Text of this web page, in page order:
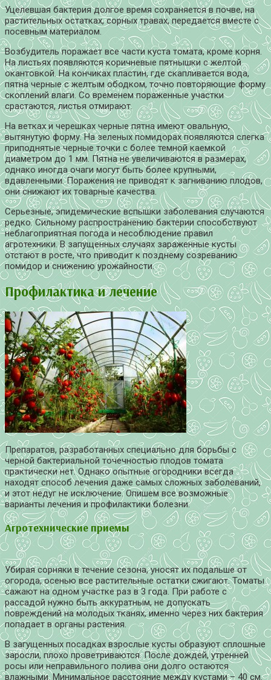
Уцелевшая бактерия долгое время сохраняется в почве, на
растительных остатках, сорных травах, передается вместе с
посевным материалом.
Возбудитель поражает все части куста томата, кроме корня.
На листьях появляются коричневые пятнышки с желтой
окантовкой. На кончиках пластин, где скапливается вода,
пятна черные с желтым ободком, точно повторяющие форму
скоплений влаги. Со временем пораженные участки
срастаются, листья отмирают.
На ветках и черешках черные пятна имеют овальную,
вытянутую форму. На зеленых помидорах появляются слегка
приподнятые черные точки с более темной каемкой
диаметром до 1 мм. Пятна не увеличиваются в размерах,
однако иногда очаги могут быть более крупными,
вдавленными. Поражения не приводят к загниванию плодов,
они снижают их товарные качества.
Серьезные, эпидемические вспышки заболевания случаются
редко. Сильному распространению бактерии способствуют
неблагоприятная погода и несоблюдение правил
агротехники. В запущенных случаях зараженные кусты
отстают в росте, что приводит к позднему созреванию
помидор и снижению урожайности.
Профилактика и лечение
Препаратов, разработанных специально для борьбы с
черной бактериальной точечностью плодов томата
практически нет. Однако опытные огородники всегда
находят способ лечения даже самых сложных заболеваний,
и этот недуг не исключение. Опишем все возможные
варианты лечения и профилактики болезни.
Агротехнические приемы
Убирая сорняки в течение сезона, уносят их подальше от
огорода, осенью все растительные остатки сжигают. Томаты
сажают на одном участке раз в 3 года. При работе с
рассадой нужно быть аккуратным, не допускать
повреждений на молодых тканях, именно через них бактерия
попадает в органы растения.
В загущенных посадках взрослые кусты образуют сплошные
заросли, плохо проветриваются. После дождей, утренней
росы или неправильного полива они долго остаются
влажными. Минимальное расстояние между кустами – 40 см.